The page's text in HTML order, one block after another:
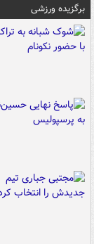
برگزیده ورزشی